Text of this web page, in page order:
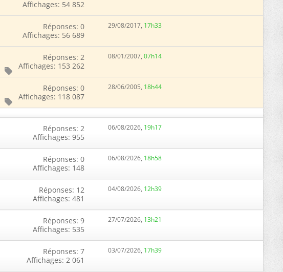
Affichages: 54 852
Réponses: 0
Affichages: 56 689
29/08/2017, 17h33
Réponses: 2
Affichages: 153 262
08/01/2007, 07h14
Réponses: 0
Affichages: 118 087
28/06/2005, 18h44
Réponses: 2
Affichages: 955
06/08/2026, 19h17
Réponses: 0
Affichages: 148
06/08/2026, 18h58
Réponses: 12
Affichages: 481
04/08/2026, 12h39
Réponses: 9
Affichages: 535
27/07/2026, 13h21
Réponses: 7
Affichages: 2 061
03/07/2026, 17h39